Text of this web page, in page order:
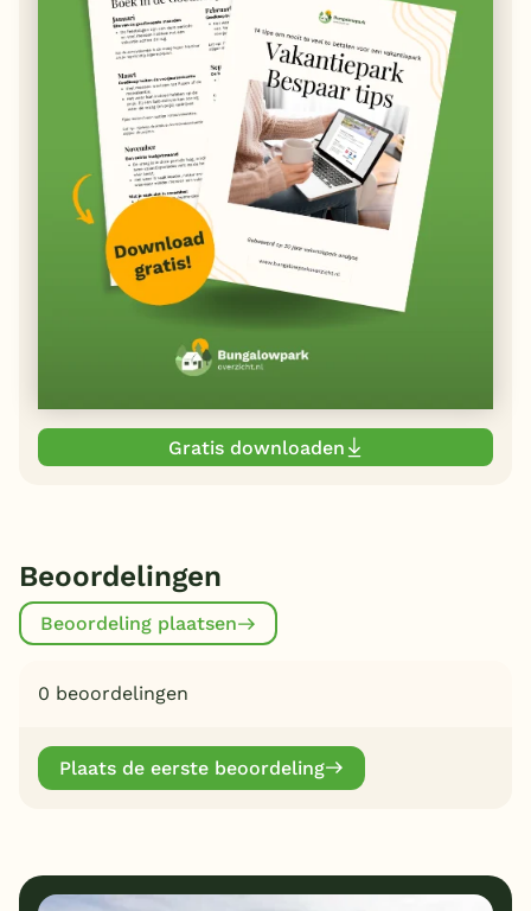
Gratis downloaden
Beoordelingen
Beoordeling plaatsen
0 beoordelingen
Plaats de eerste beoordeling